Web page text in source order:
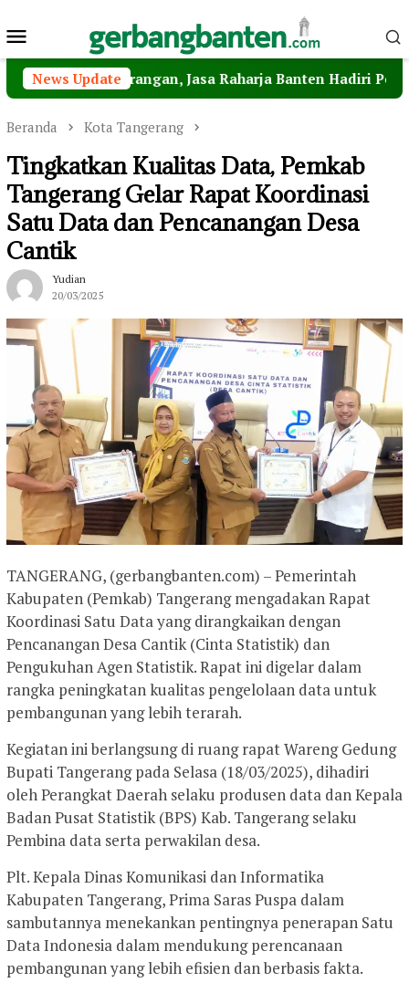
ke
Menu
Mobile
News UpdateJasa Raharja Banten Hadiri Peresmian
Beranda Kota Tangerang
Tingkatkan Kualitas Data, Pemkab
Tangerang Gelar Rapat Koordinasi
Satu Data dan Pencanangan Desa
Cantik
Yudian
20/03/2025
TANGERANG, (gerbangbanten.com) – Pemerintah
Kabupaten (Pemkab) Tangerang mengadakan Rapat
Koordinasi Satu Data yang dirangkaikan dengan
Pencanangan Desa Cantik (Cinta Statistik) dan
Pengukuhan Agen Statistik. Rapat ini digelar dalam
rangka peningkatan kualitas pengelolaan data untuk
pembangunan yang lebih terarah.
Kegiatan ini berlangsung di ruang rapat Wareng Gedung
Bupati Tangerang pada Selasa (18/03/2025), dihadiri
oleh Perangkat Daerah selaku produsen data dan Kepala
Badan Pusat Statistik (BPS) Kab. Tangerang selaku
Pembina data serta perwakilan desa.
Plt. Kepala Dinas Komunikasi dan Informatika
Kabupaten Tangerang, Prima Saras Puspa dalam
sambutannya menekankan pentingnya penerapan Satu
Data Indonesia dalam mendukung perencanaan
pembangunan yang lebih efisien dan berbasis fakta.